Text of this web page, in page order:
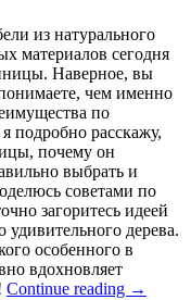
из натурального
материалов сегодня
Наверное, вы
чем именно
по
подробно расскажу,
почему он
выбрать и
советами по
загоритесь идеей
удивительного дерева.
особенного в
вдохновляет
Continue reading →